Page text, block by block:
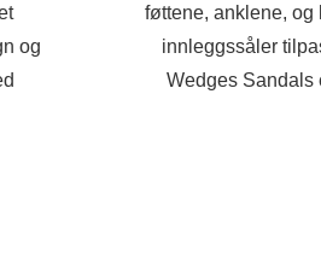
og
føttene, anklene,
innleggssåler
Wedges Sandals